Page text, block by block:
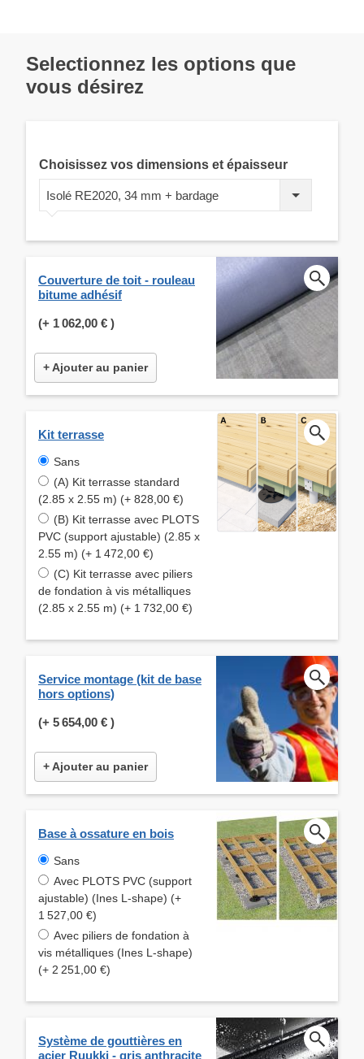
Selectionnez les options que
vous désirez
Choisissez vos dimensions et épaisseur
Isolé RE2020, 34 mm + bardage
Couverture de toit - rouleau
bitume adhésif
(+ 1 062,00 € )
+ Ajouter au panier
Kit terrasse
Sans
(A) Kit terrasse standard
(2.85 x 2.55 m) (+ 828,00 €)
(B) Kit terrasse avec PLOTS
PVC (support ajustable) (2.85 x
2.55 m) (+ 1 472,00 €)
(C) Kit terrasse avec piliers
de fondation à vis métalliques
(2.85 x 2.55 m) (+ 1 732,00 €)
Service montage (kit de base
hors options)
(+ 5 654,00 € )
+ Ajouter au panier
Base à ossature en bois
Sans
Avec PLOTS PVC (support
ajustable) (Ines L-shape) (+
1 527,00 €)
Avec piliers de fondation à
vis métalliques (Ines L-shape)
(+ 2 251,00 €)
Système de gouttières en
acier Ruukki - gris anthracite